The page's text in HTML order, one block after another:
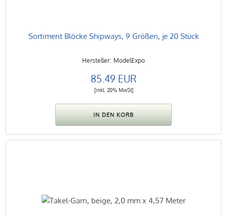
Sortiment Blöcke Shipways, 9 Größen, je 20 Stück
ModelExpo
85.49 EUR
[inkl. 20% MwSt]